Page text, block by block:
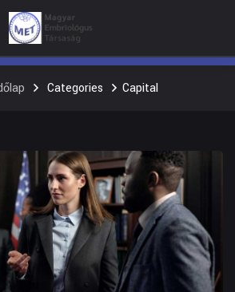
Categories Capital